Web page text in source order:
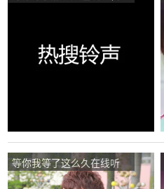
等你我等了这么久在线听
(原唱是友元)，一生平安演